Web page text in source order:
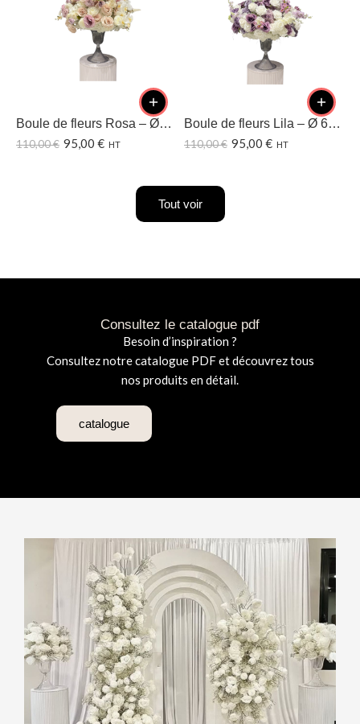
Boule de fleurs Rosa – Ø60 CM
110,00€ 95,00 € HT
Boule de fleurs Lila – Ø 60CM
110,00€ 95,00 € HT
Tout voir
Consultez le catalogue pdf
Besoin d’inspiration ?
Consultez notre catalogue PDF et découvrez tous
nos produits en détail.
catalogue